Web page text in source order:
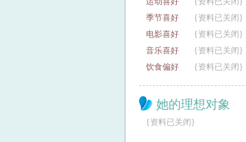
季节喜好
{资料已关闭}
电影喜好
{资料已关闭}
音乐喜好
{资料已关闭}
饮食偏好
{资料已关闭}
她的理想对象
{资料已关闭}